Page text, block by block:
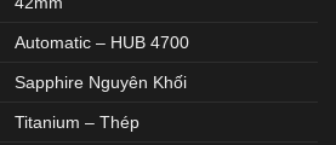
Automatic – HUB 4700
Sapphire Nguyên Khối
Titanium – Thép